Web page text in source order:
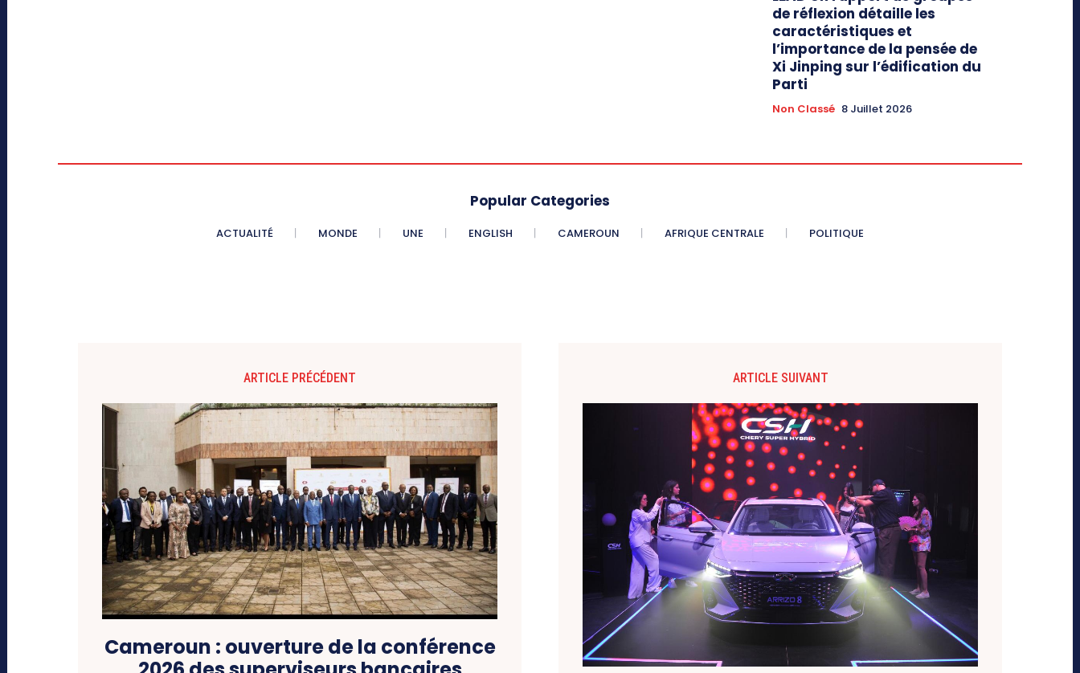
de réflexion détaille les
caractéristiques et
l’importance de la pensée de
Xi Jinping sur l’édification du
Parti
Non Classé 8 Juillet 2026
Popular Categories
ACTUALITÉ MONDE UNE ENGLISH CAMEROUN AFRIQUE CENTRALE POLITIQUE
ARTICLE PRÉCÉDENT
Cameroun : ouverture de la conférence
ARTICLE SUIVANT